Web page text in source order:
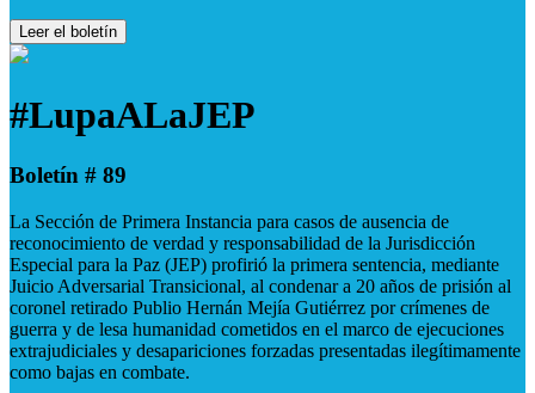
Leer el boletín
#LupaALaJEP
Boletín # 89
La Sección de Primera Instancia para casos de ausencia de
reconocimiento de verdad y responsabilidad de la Jurisdicción
Especial para la Paz (JEP) profirió la primera sentencia, mediante
Juicio Adversarial Transicional, al condenar a 20 años de prisión al
coronel retirado Publio Hernán Mejía Gutiérrez por crímenes de
guerra y de lesa humanidad cometidos en el marco de ejecuciones
extrajudiciales y desapariciones forzadas presentadas ilegítimamente
como bajas en combate.